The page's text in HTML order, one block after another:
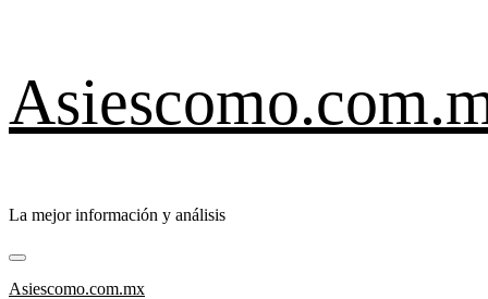
contenido
La mejor información y análisis
Menú
primario
Asiescomo.com.mx